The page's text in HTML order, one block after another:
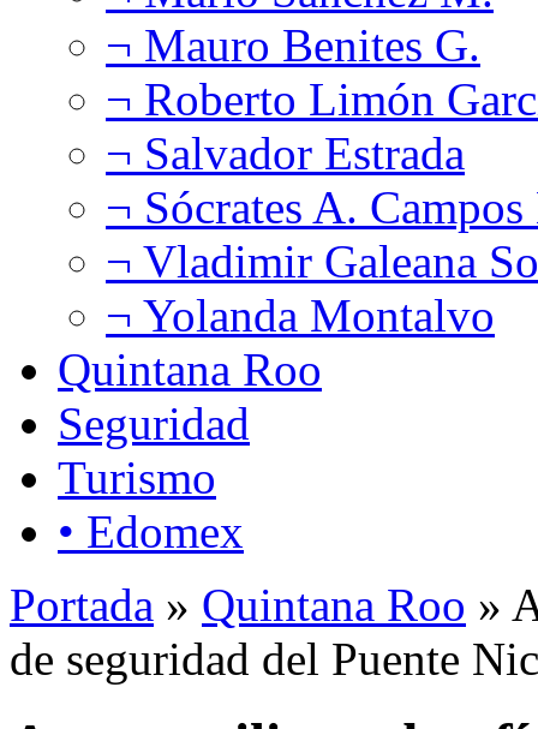
¬ Mauro Benites G.
¬ Roberto Limón
¬ Salvador Estrada
¬ Sócrates A.
¬ Vladimir Galeana
¬ Yolanda Montalvo
Quintana Roo
Seguridad
Turismo
• Edomex
Portada » Quintana Roo »
de seguridad del Puente